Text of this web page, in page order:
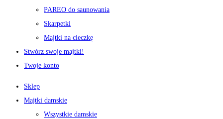
PAREO do saunowania
Skarpetki
Majtki na cieczkę
Stwórz swoje majtki!
Twoje konto
Sklep
Majtki damskie
Wszystkie damskie